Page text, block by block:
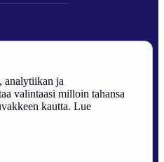
analytiikan ja
valintaasi milloin tahansa
kautta. Lue